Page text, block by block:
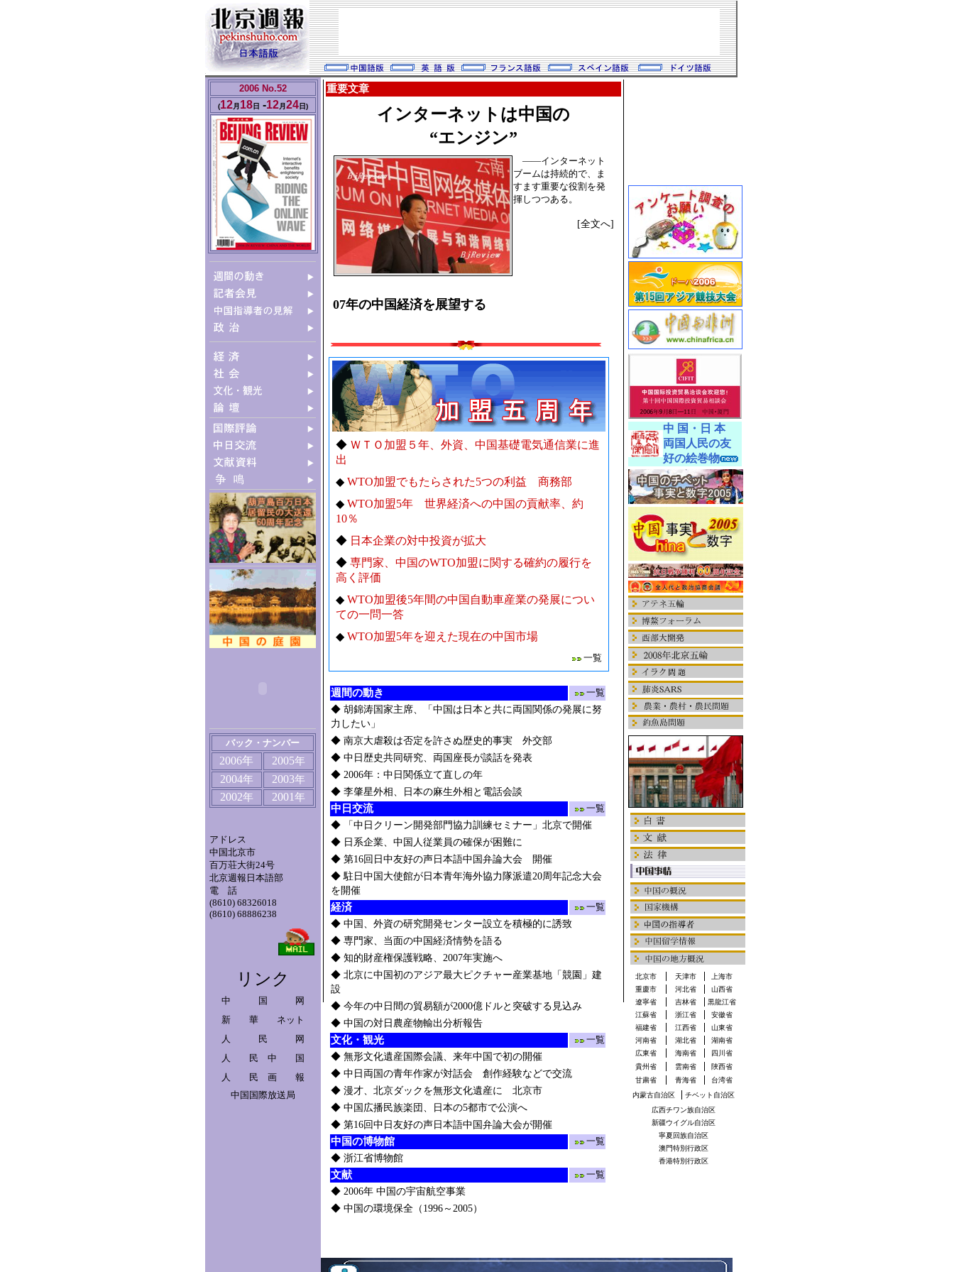
2006 No.52
(12月 18日 -12月 24日)
バック・ナンバー
2006年 2005年
2004年 2003年
2002年 2001年
アドレス
中国北京市
百万荘大街24号
北京週報日本語部
電 話
(8610) 68326018
(8610) 68886238
リンク
中 国 网
新 華 ネット
人 民 网
人 民 中 国
人 民 画 報
中国国際放送局
重要文章
インターネットは中国の
“エンジン”
――インターネット
ブームは持続的で、ま
すます重要な役割を発
揮しつつある。
[全文へ]
07年の中国経済を展望する
◆ ＷＴＯ加盟５年、外資、中国基礎電気通信業に進
出
◆ WTO加盟でもたらされた5つの利益 商務部
◆ WTO加盟5年 世界経済への中国の貢献率、約
10％
◆ 日本企業の対中投資が拡大
◆ 専門家、中国のWTO加盟に関する確約の履行を
高く評価
◆ WTO加盟後5年間の中国自動車産業の発展につい
ての一問一答
◆ WTO加盟5年を迎えた現在の中国市場
一覧
週間の動き
一覧
◆ 胡錦涛国家主席、「中国は日本と共に両国関係の発展に努
力したい」
◆ 南京大虐殺は否定を許さぬ歴史的事実 外交部
◆ 中日歴史共同研究、両国座長が談話を発表
◆ 2006年：中日関係立て直しの年
◆ 李肇星外相、日本の麻生外相と電話会談
中日交流
一覧
◆
「中日クリーン開発部門協力訓練セミナー」北京で開催
◆ 日系企業、中国人従業員の確保が困難に
◆ 第16回日中友好の声日本語中国弁論大会 開催
◆駐日中国大使館が日本青年海外協力隊派遣20周年記念大会
を開催
経済
一覧
◆ 中国、外資の研究開発センター設立を積極的に誘致
◆ 専門家、当面の中国経済情勢を語る
◆ 知的財産権保護戦略、2007年実施へ
◆ 北京に中国初のアジア最大ピクチャー産業基地「競園」建
設
◆ 今年の中日間の貿易額が2000億ドルと突破する見込み
◆ 中国の対日農産物輸出分析報告
文化・観光
一覧
◆ 無形文化遺産国際会議、来年中国で初の開催
◆ 中日両国の青年作家が対話会 創作経験などで交流
◆ 漫才、北京ダックを無形文化遺産に 北京市
◆ 中国広播民族楽団、日本の5都市で公演へ
◆ 第16回中日友好の声日本語中国弁論大会が開催
中国の博物館
一覧
◆ 浙江省博物館
文献
一覧
◆ 2006年 中国の宇宙航空事業
◆ 中国の環境保全（1996～2005）
中 国・日 本
両国人民の友
好の絵巻物
北京市 天津市
上海市
重慶市
河北省
山西省
遼寧省
吉林省
黒龍江省
江蘇省
浙江省
安徽省
福建省
江西省
山東省
河南省
湖北省
湖南省
広東省
海南省
四川省
貴州省
雲南省
陜西省
甘粛省
青海省
台湾省
内蒙古自治区
チベット自治区
広西チワン族自治区
新疆ウイグル自治区
寧夏回族自治区
澳門特別行政区
香港特別行政区